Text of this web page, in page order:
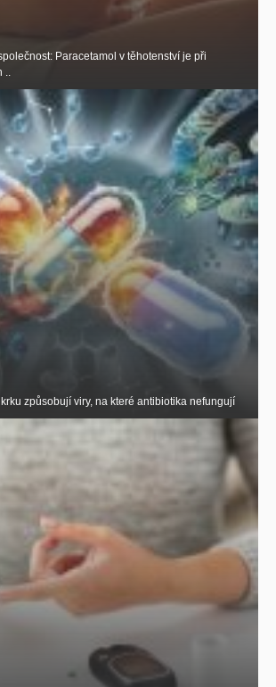
Paracetamol v těhotenství je při
..
způsobují viry, na které antibiotika nefungují